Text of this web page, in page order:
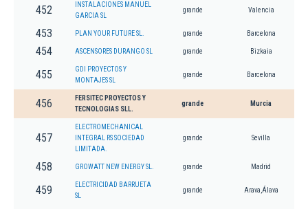
452
INSTALACIONES MANUEL
GARCIA SL
grande Valencia
453 PLAN YOUR FUTURE SL. grande Barcelona
454 ASCENSORES DURANGO SL grande Bizkaia
455
GDI PROYECTOS Y
MONTAJES SL
grande Barcelona
456
FERSITEC PROYECTOS Y
TECNOLOGIAS SLL.
grande Murcia
457
ELECTROMECHANICAL
INTEGRAL RS SOCIEDAD
LIMITADA.
grande Sevilla
458 GROWATT NEW ENERGY SL. grande Madrid
459
ELECTRICIDAD BARRUETA
SL
grande Arava,Álava